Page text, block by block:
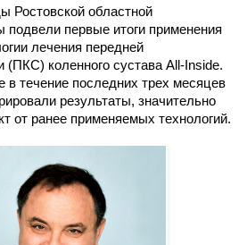
Ростовской областной
подвели первые итоги применения
лечения передней
(ПКС) коленного сустава All-Inside.
в течение последних трех месяцев
результаты, значительно
от ранее применяемых технологий.